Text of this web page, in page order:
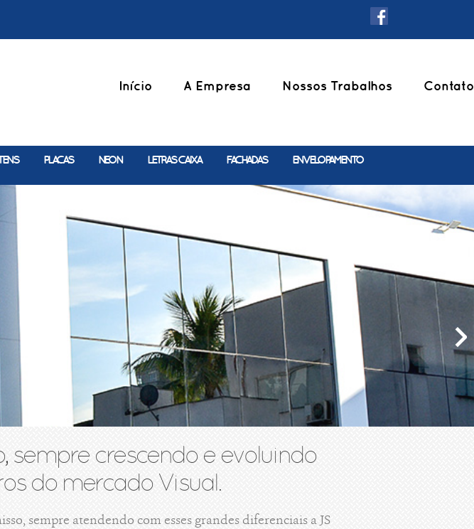
Início A Empresa Nossos Trabalhos Contato
ENVELOPAMENTO
FACHADAS
LETRAS CAIXA
NEON
PLACAS
sempre crescendo e evoluindo
do mercado Visual.
sempre atendendo com esses grandes diferenciais a JS